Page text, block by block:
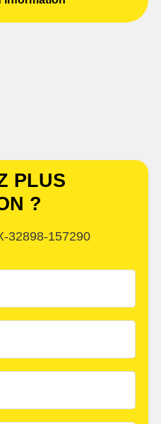
PLUS
?
32898-157290